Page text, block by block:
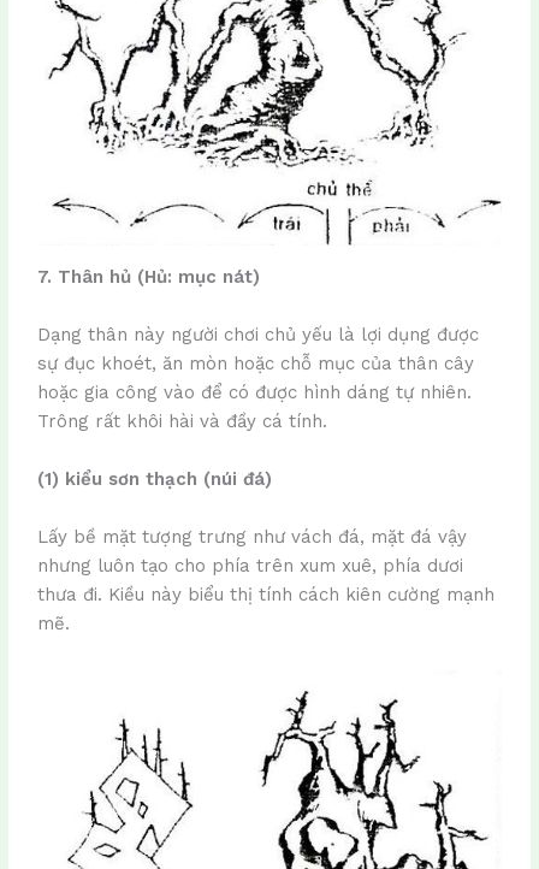
7. Thân hủ (Hủ: mục nát)
Dạng thân này người chơi chủ yếu là lợi dụng được
sự đục khoét, ăn mòn hoặc chỗ mục của thân cây
hoặc gia công vào để có được hình dáng tự nhiên.
Trông rất khôi hài và đầy cá tính.
(1) kiểu sơn thạch (núi đá)
Lấy bề mặt tượng trưng như vách đá, mặt đá vậy
nhưng luôn tạo cho phía trên xum xuê, phía dươi
thưa đi. Kiều này biểu thị tính cách kiên cường mạnh
mẽ.